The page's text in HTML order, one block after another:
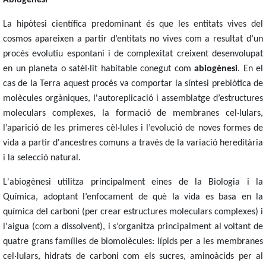
La hipòtesi científica predominant és que les entitats vives del
cosmos apareixen a partir d’entitats no vives com a resultat d’un
procés evolutiu espontani i de complexitat creixent desenvolupat
en un planeta o satèl·lit habitable conegut com abiogènesi. En el
cas de la Terra aquest procés va comportar la síntesi prebiòtica de
molècules orgàniques, l'autoreplicació i assemblatge d’estructures
moleculars complexes, la formació de membranes cel·lulars,
l’aparició de les primeres cèl·lules i l’evolució de noves formes de
vida a partir d'ancestres comuns a través de la variació hereditària
i la selecció natural.
L'abiogènesi utilitza principalment eines de la Biologia i la
Química, adoptant l’enfocament de què la vida es basa en la
química del carboni (per crear estructures moleculars complexes) i
l'aigua (com a dissolvent), i s’organitza principalment al voltant de
quatre grans famílies de biomolècules: lípids per a les membranes
cel·lulars, hidrats de carboni com els sucres, aminoàcids per al